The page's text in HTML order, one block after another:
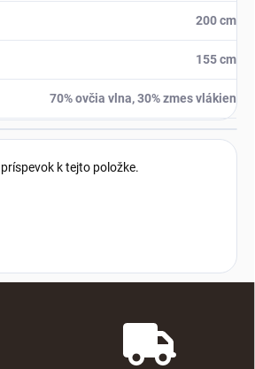
200 cm
155 cm
70% ovčia vlna, 30% zmes vlákien
k tejto položke.